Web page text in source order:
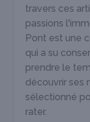
travers ces
passions
Pont est une
qui a su
prendre le
découvrir ses
sélectionné
rater.